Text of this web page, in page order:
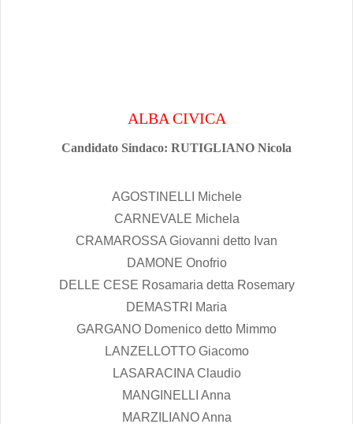
ALBA CIVICA
Candidato Sindaco: RUTIGLIANO Nicola
AGOSTINELLI Michele
CARNEVALE Michela
CRAMAROSSA Giovanni detto Ivan
DAMONE Onofrio
DELLE CESE Rosamaria detta Rosemary
DEMASTRI Maria
GARGANO Domenico detto Mimmo
LANZELLOTTO Giacomo
LASARACINA Claudio
MANGINELLI Anna
MARZILIANO Anna